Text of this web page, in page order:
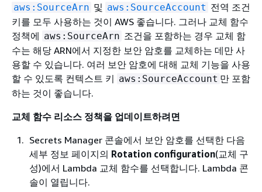
aws:SourceArn 및 aws:SourceAccount 전역 조건
키를 모두 사용하는 것이 AWS 좋습니다. 그러나 교체 함수
정책에 aws:SourceArn 조건을 포함하는 경우 교체 함
수는 해당 ARN에서 지정한 보안 암호를 교체하는 데만 사
용할 수 있습니다. 여러 보안 암호에 대해 교체 기능을 사용
할 수 있도록 컨텍스트 키 aws:SourceAccount 만 포함
하는 것이 좋습니다.
교체 함수 리소스 정책을 업데이트하려면
Secrets Manager 콘솔에서 보안 암호를 선택한 다음
세부 정보 페이지의 Rotation configuration(교체 구
성)에서 Lambda 교체 함수를 선택합니다. Lambda 콘
솔이 열립니다.